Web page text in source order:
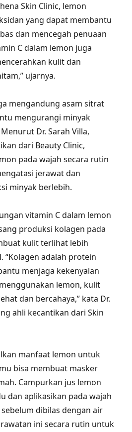
Skin Clinic, lemon
yang dapat membantu
dan mencegah penuaan
C dalam lemon juga
kulit dan
ujarnya.
mengandung asam sitrat
mengurangi minyak
Dr. Sarah Villa,
dari Beauty Clinic,
pada wajah secara rutin
jerawat dan
minyak berlebih.
vitamin C dalam lemon
produksi kolagen pada
kulit terlihat lebih
“Kolagen adalah protein
menjaga kekenyalan
lemon, kulit
dan bercahaya,” kata Dr.
ahli kecantikan dari Skin
manfaat lemon untuk
bisa membuat masker
Campurkan jus lemon
dan aplikasikan pada wajah
dibilas dengan air
ini secara rutin untuk